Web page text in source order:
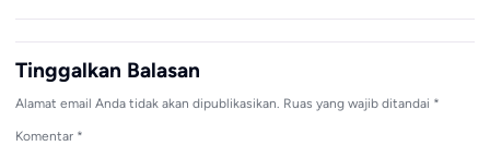
Tinggalkan Balasan
Alamat email Anda tidak akan dipublikasikan. Ruas yang wajib ditandai *
Komentar *